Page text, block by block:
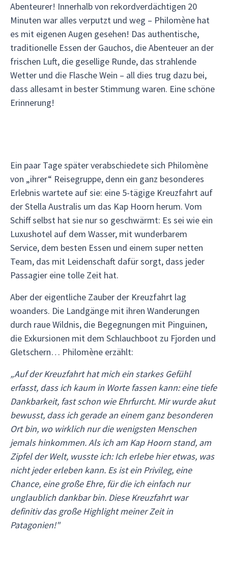
Abenteurer! Innerhalb von rekordverdächtigen 20
Minuten war alles verputzt und weg – Philomène hat
es mit eigenen Augen gesehen! Das authentische,
traditionelle Essen der Gauchos, die Abenteuer an der
frischen Luft, die gesellige Runde, das strahlende
Wetter und die Flasche Wein – all dies trug dazu bei,
dass allesamt in bester Stimmung waren. Eine schöne
Erinnerung!
Ein paar Tage später verabschiedete sich Philomène
von „ihrer“ Reisegruppe, denn ein ganz besonderes
Erlebnis wartete auf sie: eine 5-tägige Kreuzfahrt auf
der Stella Australis um das Kap Hoorn herum. Vom
Schiff selbst hat sie nur so geschwärmt: Es sei wie ein
Luxushotel auf dem Wasser, mit wunderbarem
Service, dem besten Essen und einem super netten
Team, das mit Leidenschaft dafür sorgt, dass jeder
Passagier eine tolle Zeit hat.
Aber der eigentliche Zauber der Kreuzfahrt lag
woanders. Die Landgänge mit ihren Wanderungen
durch raue Wildnis, die Begegnungen mit Pinguinen,
die Exkursionen mit dem Schlauchboot zu Fjorden und
Gletschern… Philomène erzählt:
„Auf der Kreuzfahrt hat mich ein starkes Gefühl
erfasst, dass ich kaum in Worte fassen kann: eine tiefe
Dankbarkeit, fast schon wie Ehrfurcht. Mir wurde akut
bewusst, dass ich gerade an einem ganz besonderen
Ort bin, wo wirklich nur die wenigsten Menschen
jemals hinkommen. Als ich am Kap Hoorn stand, am
Zipfel der Welt, wusste ich: Ich erlebe hier etwas, was
nicht jeder erleben kann. Es ist ein Privileg, eine
Chance, eine große Ehre, für die ich einfach nur
unglaublich dankbar bin. Diese Kreuzfahrt war
definitiv das große Highlight meiner Zeit in
Patagonien!"